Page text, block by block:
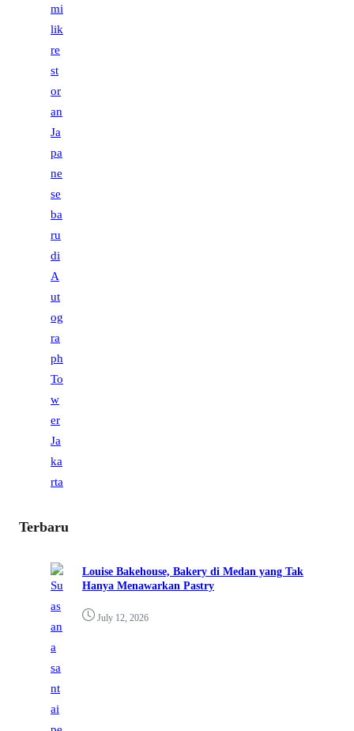
Terbaru
Louise Bakehouse, Bakery di Medan yang Tak
Hanya Menawarkan Pastry
July 12, 2026